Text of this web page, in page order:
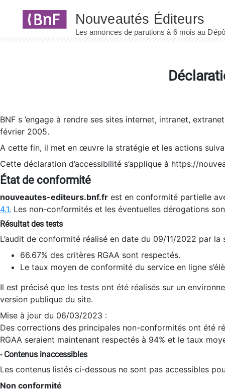
BNF s ’engage à rendre ses sites internet, intranet,
février 2005.
A cette fin, il met en œuvre la stratégie et les actions
Cette déclaration d’accessibilité s’applique à https://
État de conformité
nouveautes-editeurs.bnf.fr est en conformité partielle
4.1. Les non-conformités et les éventuelles dérogations
Résultat des tests
L’audit de conformité réalisé en date du 09/11/2022 par
66.67% des critères RGAA sont respectés.
Le taux moyen de conformité du service en ligne
Il est précisé que les tests ont été réalisés sur un
version publique du site.
Mise à jour du 06/03/2023 :
Des corrections des principales non-conformités ont été
RGAA seraient maintenant respectés à 94% et le taux
- Contenus inaccessibles
Les contenus listés ci-dessous ne sont pas accessibles
Non conformité